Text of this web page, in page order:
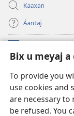
Bix u meyaj a
To provide you
use cookies and
are necessary
be refused. You
Kaaxan
Áantaj
(opens
new
Biblioteca ich
(opens
new
window)JW Hub
(opens
new